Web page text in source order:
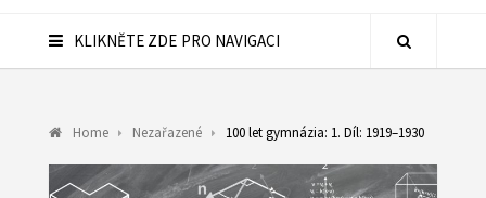
KLIKNĚTE ZDE PRO NAVIGACI
Home Nezařazené 100 let gymnázia: 1. Díl: 1919–1930